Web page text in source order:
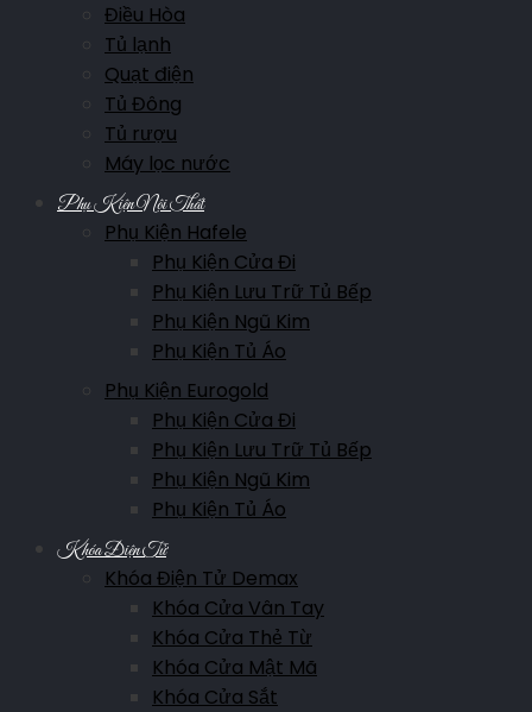
Điều Hòa
Tủ lạnh
Quạt điện
Tủ Đông
Tủ rượu
Máy lọc nước
Phụ Kiện Nội Thất
Phụ Kiện Hafele
Phụ Kiện Cửa Đi
Phụ Kiện Lưu Trữ Tủ Bếp
Phụ Kiện Ngũ Kim
Phụ Kiện Tủ Áo
Phụ Kiện Eurogold
Phụ Kiện Cửa Đi
Phụ Kiện Lưu Trữ Tủ Bếp
Phụ Kiện Ngũ Kim
Phụ Kiện Tủ Áo
Khóa Điện Tử
Khóa Điện Tử Demax
Khóa Cửa Vân Tay
Khóa Cửa Thẻ Từ
Khóa Cửa Mật Mã
Khóa Cửa Sắt